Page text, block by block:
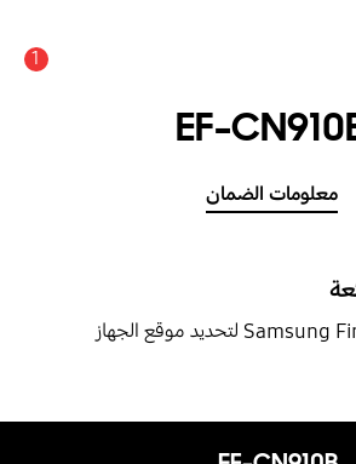
1
EF-
معلومات الضمان
استخدم تطبيق Samsung Find لتحديد موقع الجهاز